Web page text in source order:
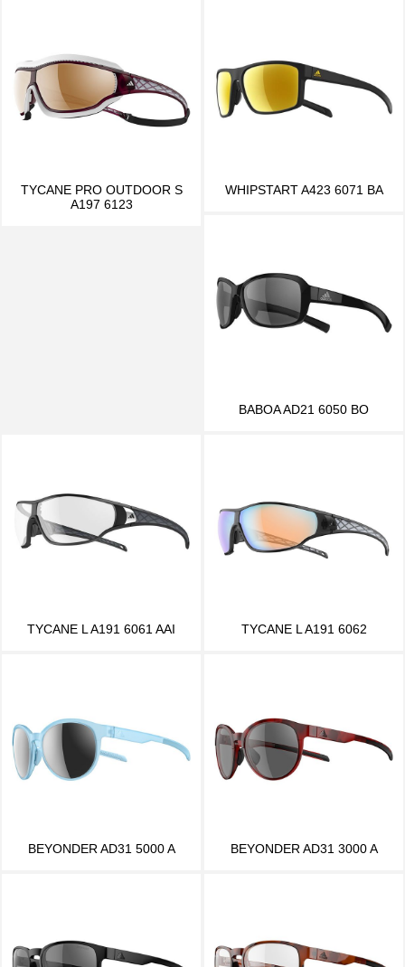
TYCANE PRO OUTDOOR S
A197 6123
WHIPSTART A423 6071 BA
BABOA AD21 6050 BO
TYCANE L A191 6061 AAI TYCANE L A191 6062
BEYONDER AD31 5000 A BEYONDER AD31 3000 A